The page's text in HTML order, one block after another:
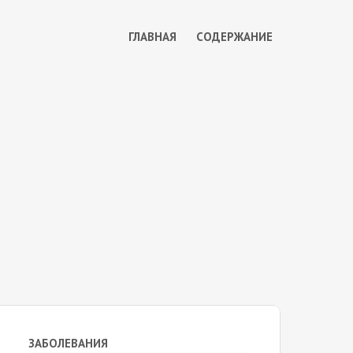
ГЛАВНАЯ СОДЕРЖАНИЕ
ЗАБОЛЕВАНИЯ